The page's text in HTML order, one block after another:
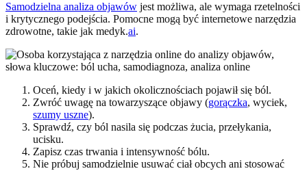
Samodzielna analiza objawów jest możliwa, ale wymaga rzetelności
i krytycznego podejścia. Pomocne mogą być internetowe narzędzia
zdrowotne, takie jak medyk.ai.
Oceń, kiedy i w jakich okolicznościach pojawił się ból.
Zwróć uwagę na towarzyszące objawy (gorączka, wyciek,
szumy uszne).
Sprawdź, czy ból nasila się podczas żucia, przełykania,
ucisku.
Zapisz czas trwania i intensywność bólu.
Nie próbuj samodzielnie usuwać ciał obcych ani stosować